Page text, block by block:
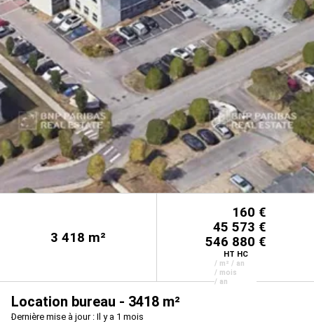
3 418 m²
160 €
45 573 €
546 880 €
HT HC
/ m² / an
/ mois
/ an
Location bureau - 3418 m²
Dernière mise à jour : Il y a 1 mois